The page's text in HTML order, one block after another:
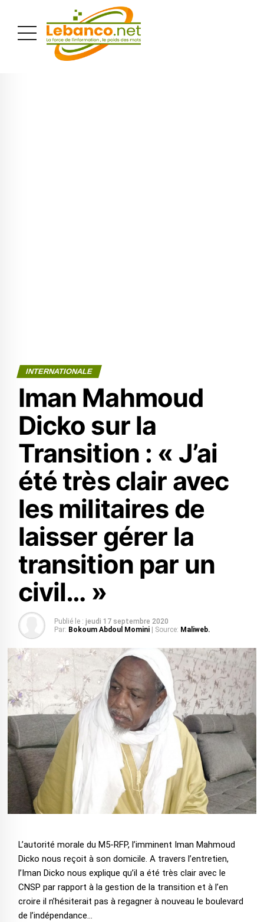
INTERNATIONALE
Iman Mahmoud
Dicko sur la
Transition : « J’ai
été très clair avec
les militaires de
laisser gérer la
transition par un
civil… »
Publié le : jeudi 17 septembre 2020
Par: Bokoum Abdoul Momini | Source: Maliweb.
L’autorité morale du M5-RFP, l’imminent Iman Mahmoud
Dicko nous reçoit à son domicile. A travers l’entretien,
l’Iman Dicko nous explique qu’il a été très clair avec le
CNSP par rapport à la gestion de la transition et à l’en
croire il n’hésiterait pas à regagner à nouveau le boulevard
de l’indépendance…